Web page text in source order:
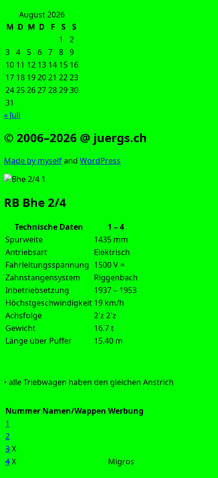
August 2026
M D M D F S
S
1
2
3 4 5 6 7 8 9
10 11 12 13 14 15 16
17 18 192021 2223
24252627282930
31
« Juli
© 2006–2026 @ juergs.ch
Made by mys­elfand Word­Press
RB Bhe 2/4
Technische Daten
1 – 4
Spurweite
1435 mm
Antriebsart
Elektrisch
Fahrleitungsspannung 1500 V =
Zahnstangensystem
Riggenbach
Inbetriebsetzung
1937 – 1953
Höchstgeschwindigkeit 19 km/h
Achsfolge
2'z 2'z
Gewicht
16.7 t
Länge über Puffer
15.40 m
• alle Trieb­wa­gen haben den glei­chen Anstrich
Nummer Namen/Wappen Werbung
1
2
3X
4X Migros